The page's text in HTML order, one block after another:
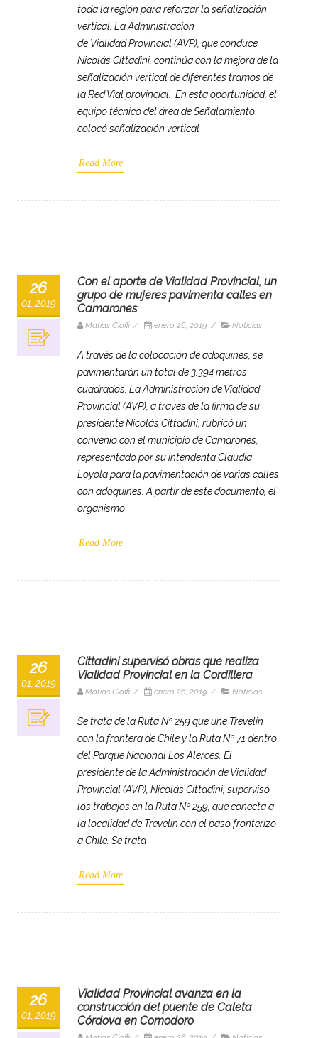
toda la región para reforzar la señalización
vertical. La Administración
de Vialidad Provincial (AVP), que conduce
Nicolás Cittadini, continúa con la mejora de la
señalización vertical de diferentes tramos de
la Red Vial provincial. En esta oportunidad, el
equipo técnico del área de Señalamiento
colocó señalización vertical
Read More
26
01, 2019
Con el aporte de Vialidad Provincial, un
grupo de mujeres pavimenta calles en
Camarones
Matias Cioffi / enero 26, 2019 / Noticias
A través de la colocación de adoquines, se
pavimentarán un total de 3.394 metros
cuadrados. La Administración de Vialidad
Provincial (AVP), a través de la firma de su
presidente Nicolás Cittadini, rubricó un
convenio con el municipio de Camarones,
representado por su intendenta Claudia
Loyola para la pavimentación de varias calles
con adoquines. A partir de este documento, el
organismo
Read More
26
01, 2019
Cittadini supervisó obras que realiza
Vialidad Provincial en la Cordillera
Matias Cioffi / enero 26, 2019 / Noticias
Se trata de la Ruta Nº 259 que une Trevelin
con la frontera de Chile y la Ruta Nº 71 dentro
del Parque Nacional Los Alerces. El
presidente de la Administración de Vialidad
Provincial (AVP), Nicolás Cittadini, supervisó
los trabajos en la Ruta Nº 259, que conecta a
la localidad de Trevelin con el paso fronterizo
a Chile. Se trata
Read More
26
01, 2019
Vialidad Provincial avanza en la
construcción del puente de Caleta
Córdova en Comodoro